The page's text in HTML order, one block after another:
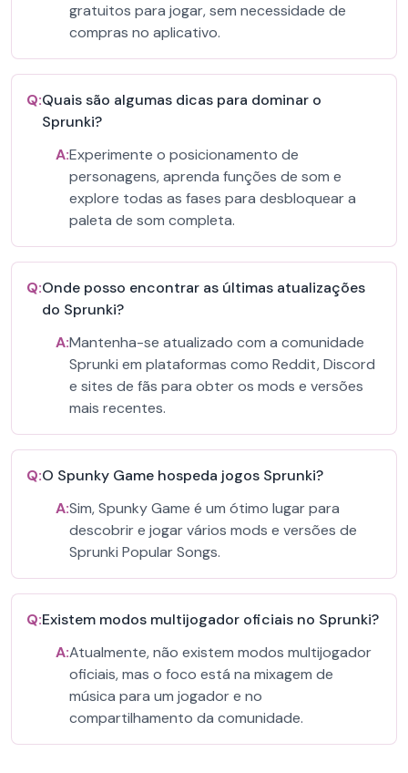
gratuitos para jogar, sem necessidade de
compras no aplicativo.
Q:Quais são algumas dicas para dominar o
Sprunki?
A:Experimente o posicionamento de
personagens, aprenda funções de som e
explore todas as fases para desbloquear a
paleta de som completa.
Q:Onde posso encontrar as últimas atualizações
do Sprunki?
A:Mantenha-se atualizado com a comunidade
Sprunki em plataformas como Reddit, Discord
e sites de fãs para obter os mods e versões
mais recentes.
Q:O Spunky Game hospeda jogos Sprunki?
A:Sim, Spunky Game é um ótimo lugar para
descobrir e jogar vários mods e versões de
Sprunki Popular Songs.
Q:Existem modos multijogador oficiais no Sprunki?
A:Atualmente, não existem modos multijogador
oficiais, mas o foco está na mixagem de
música para um jogador e no
compartilhamento da comunidade.